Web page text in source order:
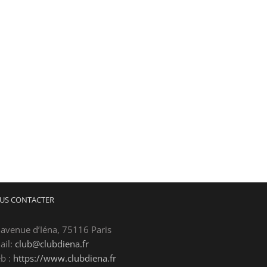
CONTACTER
d’Iéna, 75116 Paris
club@clubdiena.fr
: https://www.clubdiena.fr